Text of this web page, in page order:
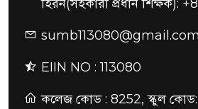
হিরন(সহকারী প্রধান শিক্ষক):
sumb113080@gmail.com
EIIN NO : 113080
কলেজ কোড : 8252, স্কুল